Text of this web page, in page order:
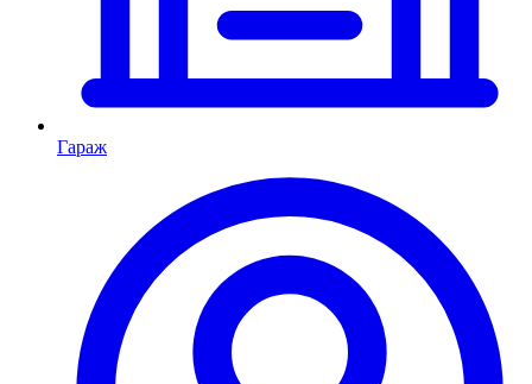
Гараж